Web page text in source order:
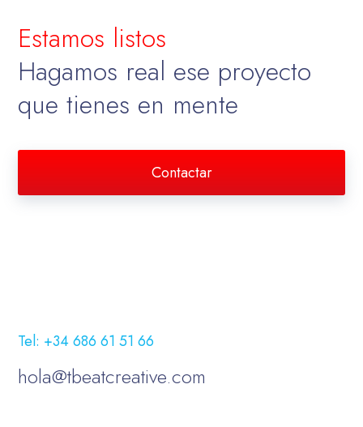
Estamos listos
Hagamos real ese proyecto
que tienes en mente
Contactar
Tel: +34 686 61 51 66
hola@tbeatcreative.com